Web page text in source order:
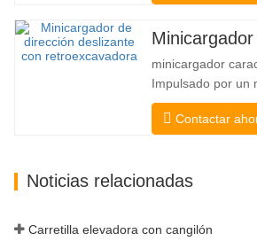
Motor Válvula
Sistema de
hidráulico
cargador…
minicargador
Impulsado por un
una fuerza de
excepcional de
nuevo nivel. El
Contactar
Noticias relacionadas
Carretilla elevadora con cangilón